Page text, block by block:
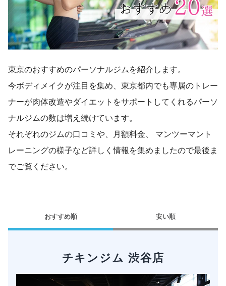
東京のおすすめのパーソナルジムを紹介します。
今ボディメイクが注目を集め、東京都内でも専属のトレー
ナーが肉体改造やダイエットをサポートしてくれるパーソ
ナルジムの数は増え続けています。
それぞれのジムの口コミや、月額料金、 マンツーマント
レーニングの様子など詳しく情報を集めましたので最後ま
でご覧ください。
おすすめ順 安い順
チキンジム 渋谷店